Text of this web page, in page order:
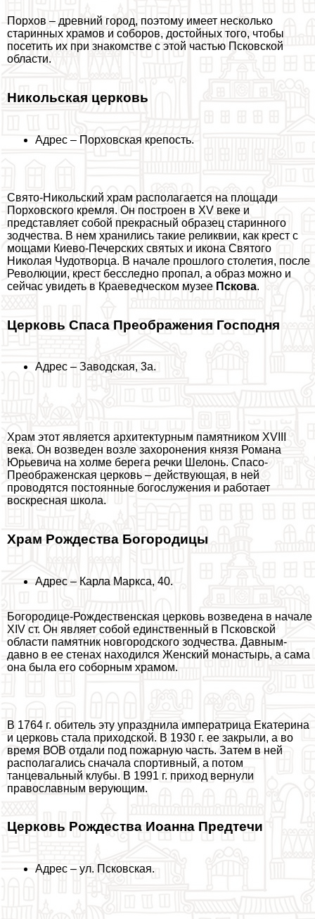
Порхов – древний город, поэтому имеет несколько
старинных храмов и соборов, достойных того, чтобы
посетить их при знакомстве с этой частью Псковской
области.
Никольская церковь
Адрес – Порховская крепость.
Свято-Никольский храм располагается на площади
Порховского кремля. Он построен в XV веке и
представляет собой прекрасный образец старинного
зодчества. В нем хранились такие реликвии, как крест с
мощами Киево-Печерских святых и икона Святого
Николая Чудотворца. В начале прошлого столетия, после
Революции, крест бесследно пропал, а образ можно и
сейчас увидеть в Краеведческом музее Пскова.
Церковь Спаса Преображения Господня
Адрес – Заводская, 3а.
Храм этот является архитектурным памятником XVIII
века. Он возведен возле захоронения князя Романа
Юрьевича на холме берега речки Шелонь. Спасо-
Преображенская церковь – действующая, в ней
проводятся постоянные богослужения и работает
воскресная школа.
Храм Рождества Богородицы
Адрес – Карла Маркса, 40.
Богородице-Рождественская церковь возведена в начале
XIV ст. Он являет собой единственный в Псковской
области памятник новгородского зодчества. Давным-
давно в ее стенах находился Женский монастырь, а сама
она была его соборным храмом.
В 1764 г. обитель эту упразднила императрица Екатерина
и церковь стала приходской. В 1930 г. ее закрыли, а во
время ВОВ отдали под пожарную часть. Затем в ней
располагались сначала спортивный, а потом
танцевальный клубы. В 1991 г. приход вернули
православным верующим.
Церковь Рождества Иоанна Предтечи
Адрес – ул. Псковская.